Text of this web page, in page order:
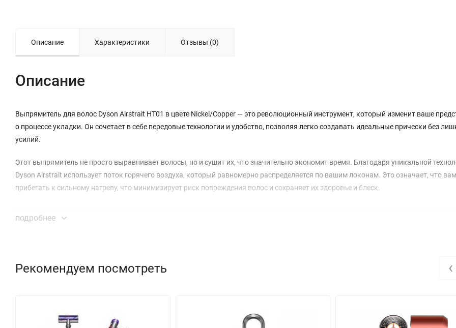
Описание Характеристики Отзывы (0)
Описание
Выпрямитель для волос Dyson Airstrait HT01 в цвете Nickel/Copper — это революционный инструмент, который изменит ваше
о процессе укладки. Он сочетает в себе передовые технологии и удобство, позволяя легко создавать идеальные прически без
усилий.
Этот выпрямитель не просто выравнивает волосы, но и сушит их, что значительно экономит время. Благодаря уникальной
Dyson Airstrait использует поток горячего воздуха, который равномерно распределяется по вашим локонам. Это означает, что
прибегать к сильному нагреву, что минимизирует риск повреждения волос и сохраняет их здоровье и блеск.
идеального выравнивания. Это позволяет достичь гладкости на концах волос, не подвергая их чрезмерному стрессу. Умные
имеет интеллектуальный контроль температуры, который обеспечивает оптимальные условия для укладки. В режиме Wet
ЖК-экран обеспечивает удобный доступ к настройкам, отображая текущие параметры воздушного потока и температуры. Это
подробнее
Рекомендуем посмотреть ‹